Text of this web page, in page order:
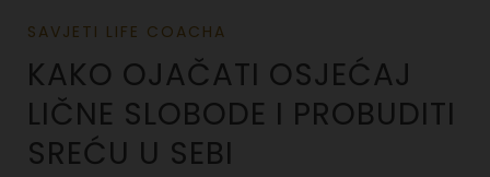
SAVJETI LIFE COACHA
KAKO OJAČATI OSJEĆAJ
LIČNE SLOBODE I PROBUDITI
SREĆU U SEBI